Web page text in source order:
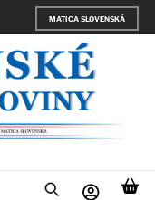
MATICA SLOVENSKÁ